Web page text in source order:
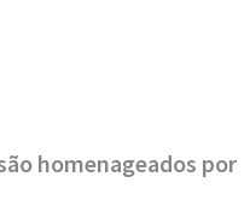
homenageados por